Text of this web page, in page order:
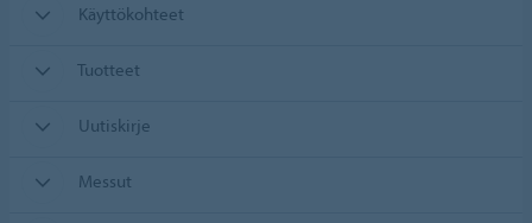
Käyttökohteet
Tuotteet
Uutiskirje
Messut